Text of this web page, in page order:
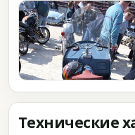
Технические